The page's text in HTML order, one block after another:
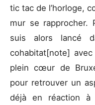
tic tac de l’horloge,
mur se rapprocher.
suis alors lancé
cohabitat[note]
plein cœur de
pour retrouver un
déjà en réaction à